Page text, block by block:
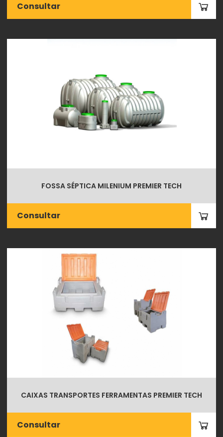
Consultar
FOSSA SÉPTICA MILENIUM PREMIER TECH
Consultar
CAIXAS TRANSPORTES FERRAMENTAS PREMIER TECH
Consultar